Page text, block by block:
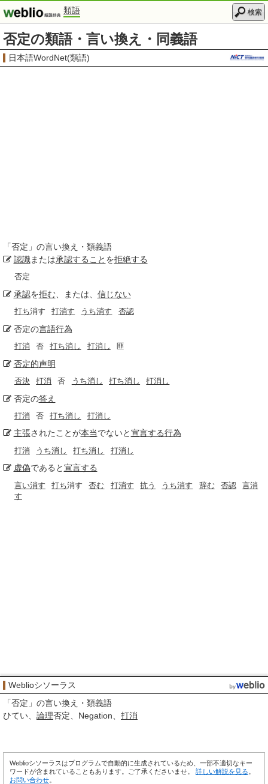
類語 検索
否定の類語・言い換え・同義語
日本語WordNet(類語)
「否定 」の言い換え・類義語
認識または承認すること を拒絶する
否定
承認を拒む、または、 信じない
打ち消す 打消す うち消す 否認
否定の言語行為
打消 否 打ち消し 打消し 匪
否定的声明
否決 打消 否 うち消し 打ち消し 打消し
否定の答え
打消 否 打ち消し 打消し
主張されたことが本当でないと宣言する行為
打消 うち消し 打ち消し 打消し
虚偽であると宣言する
言い消す 打ち消す 否む 打消す 抗う うち消す 辞む 否認
言消
す
Weblioシソーラス
「否定 」の言い換え・類義語
ひてい
論理否定 Negation 打消
Weblioシソーラスはプログラムで自動的に生成されているため、一部不適切なキー
ワードが含まれていることもあります。ご了承くださいませ。 詳しい解説を見る
お問い合わせ